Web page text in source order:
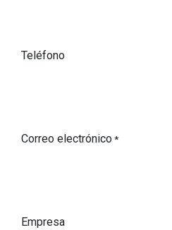
Teléfono
Correo electrónico*
Empresa